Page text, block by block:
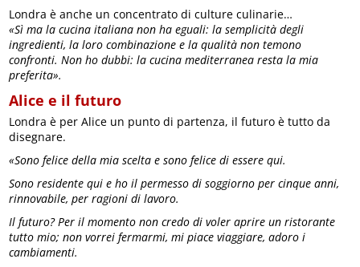
Londra è anche un concentrato di culture culinarie…
«Sì ma la cucina italiana non ha eguali: la semplicità degli
ingredienti, la loro combinazione e la qualità non temono
confronti. Non ho dubbi: la cucina mediterranea resta la mia
preferita».
Alice e il futuro
Londra è per Alice un punto di partenza, il futuro è tutto da
disegnare.
«Sono felice della mia scelta e sono felice di essere qui.
Sono residente qui e ho il permesso di soggiorno per cinque anni,
rinnovabile, per ragioni di lavoro.
Il futuro? Per il momento non credo di voler aprire un ristorante
tutto mio; non vorrei fermarmi, mi piace viaggiare, adoro i
cambiamenti.